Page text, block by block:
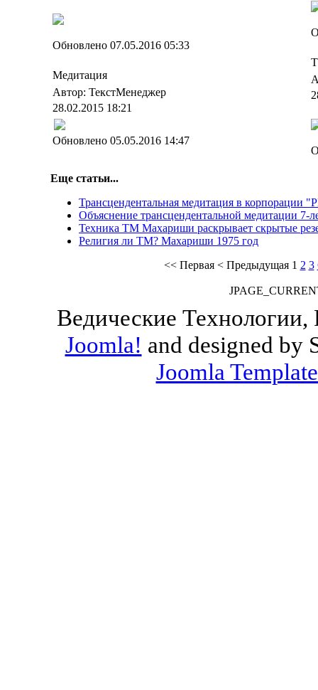
Обновлено 07.05.2016 05:33
Медитация
Автор: ТекстМенеджер
28.02.2015 18:21
Обновлено 05.05.2016 14:47
Еще статьи...
Трансцендентальная медитация в корпорации
Объяснение трансцендентальной медитации 7-
Техника ТМ Махариши раскрывает скрытые
Религия ли ТМ? Махариши 1975 год
<< Первая< Предыдущая 1 2 3
Ведические Технологии,
Joomla! and designed by
Joomla